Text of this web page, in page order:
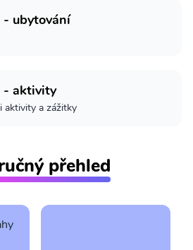
- ubytování
- aktivity
aktivity a zážitky
přehled